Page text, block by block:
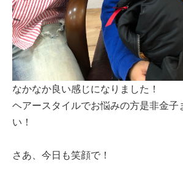
なかなか良い感じになりました！
ヘアースタイルでお悩みの方是非金子
い！
さあ、今日も笑顔で！